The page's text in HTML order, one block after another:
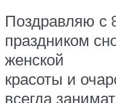
Поздравляю с
праздником
женской
красоты и
всегда